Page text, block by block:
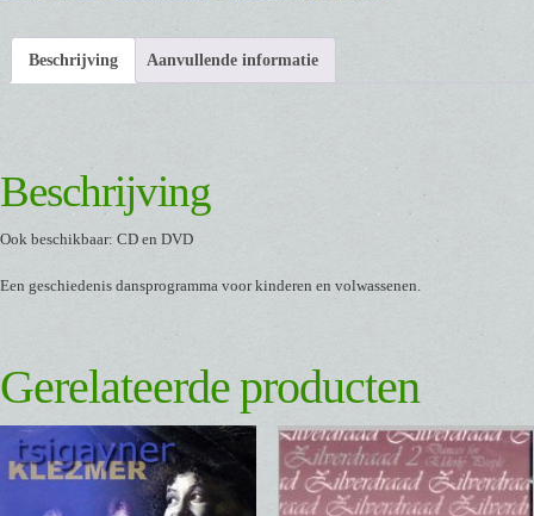
Roll
[Boek]Beschrijving Aanvullende informatie
Beschrijving
Ook beschikbaar: CD en DVD
Een geschiedenis dansprogramma voor kinderen en volwassenen.
Gerelateerde producten